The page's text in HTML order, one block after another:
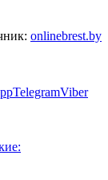
onlinebrest.by
TelegramViber